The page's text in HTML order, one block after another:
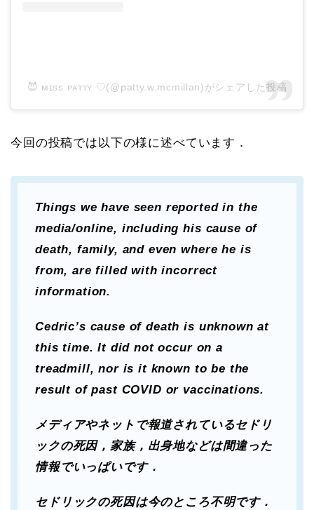
😈 ᴍɪss ᴘᴀᴛᴛʏ ♡(@patty.w.mcmillan)がシェアした投稿
今回の投稿では以下の様に述べています．
Things we have seen reported in the
media/online, including his cause of
death, family, and even where he is
from, are filled with incorrect
information.
Cedric’s cause of death is unknown at
this time. It did not occur on a
treadmill, nor is it known to be the
result of past COVID or vaccinations.
メディアやネットで報道されているセドリ
ックの死因，家族，出身地などは間違った
情報でいっぱいです．
セドリックの死因は今のところ不明です．